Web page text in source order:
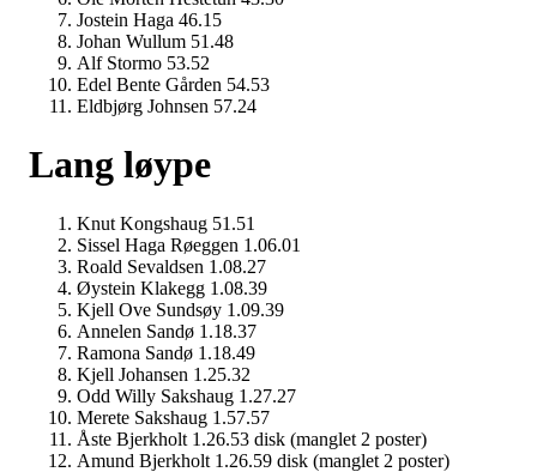
Jostein Haga 46.15
Johan Wullum 51.48
Alf Stormo 53.52
Edel Bente Gården 54.53
Eldbjørg Johnsen 57.24
Lang løype
Knut Kongshaug 51.51
Sissel Haga Røeggen 1.06.01
Roald Sevaldsen 1.08.27
Øystein Klakegg 1.08.39
Kjell Ove Sundsøy 1.09.39
Annelen Sandø 1.18.37
Ramona Sandø 1.18.49
Kjell Johansen 1.25.32
Odd Willy Sakshaug 1.27.27
Merete Sakshaug 1.57.57
Åste Bjerkholt 1.26.53 disk (manglet 2 poster)
Amund Bjerkholt 1.26.59 disk (manglet 2 poster)